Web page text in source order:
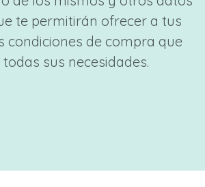
te permitirán ofrecer a tus
condiciones de compra que
sus necesidades.